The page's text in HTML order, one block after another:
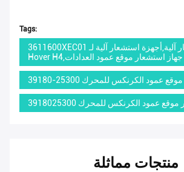
Tags:
3611600XEC01 أجهزة استشعار آلية,أجهزة استشعار آلية لـ
Hover H4,جهاز استشعار موقع عمود العدادات
استشعار موقع عمود الكرنكس للمحرك
استشعار موقع عمود الكرنكس للمحرك
منتجات مماثلة